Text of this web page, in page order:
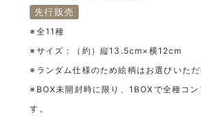
先行販売
※全11種
※サイズ：（約）縦13.5cm×横12cm
※ランダム仕様のため絵柄はお選びいただ
※BOX未開封時に限り、1BOXで全種コン
す。